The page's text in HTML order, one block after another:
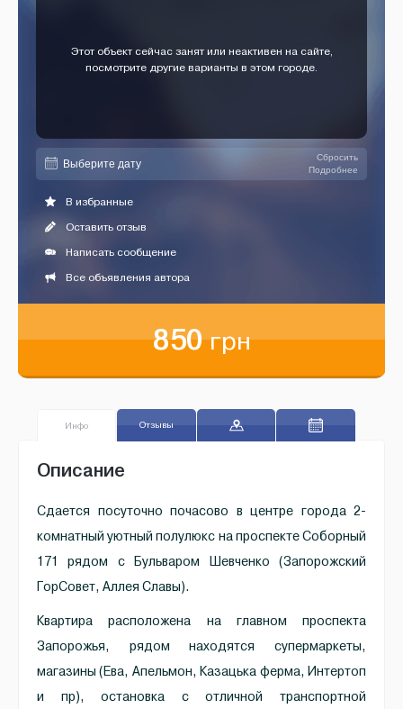
Этот объект сейчас занят или неактивен на сайте,
посмотрите другие варианты в этом городе.
Сбросить
Подробнее
В избранные
Оставить отзыв
Написать сообщение
Все объявления автора
850грн
Инфо Отзывы
Описание
Сдается посуточно почасово в центре города 2-
комнатный уютный полулюкс на проспекте Соборный
171 рядом с Бульваром Шевченко (Запорожский
ГорСовет, Аллея Славы).
Квартира расположена на главном проспекта
Запорожья, рядом находятся супермаркеты,
магазины (Ева, Апельмон, Казацька ферма, Интертоп
и пр), остановка с отличной транспортной